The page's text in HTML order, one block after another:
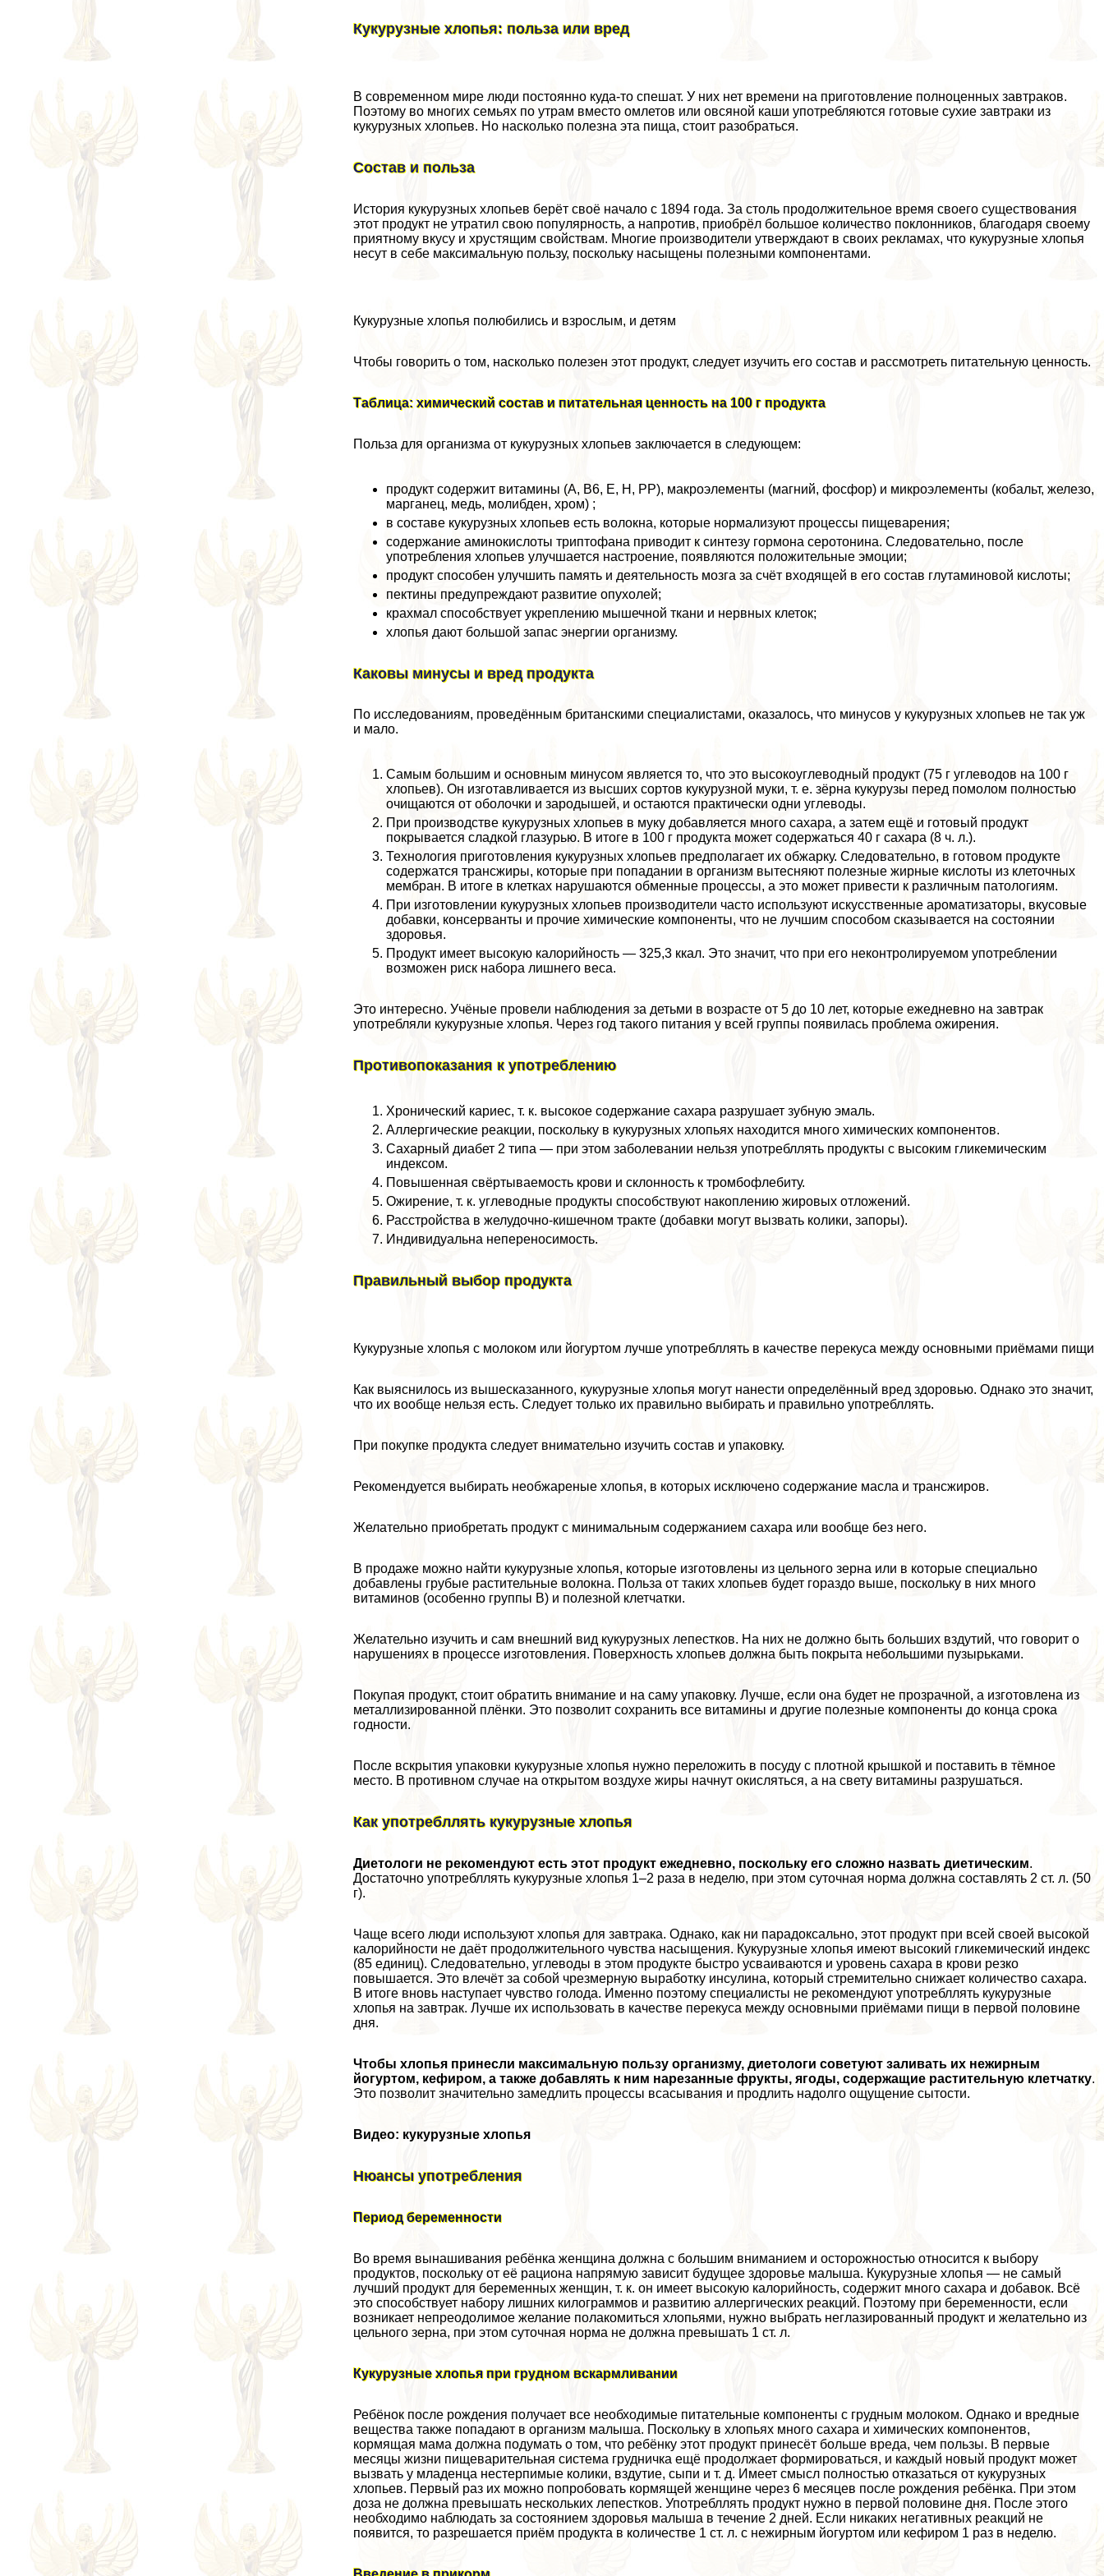
Кукурузные хлопья: польза или вред
В современном мире люди постоянно куда-то спешат. У них нет времени на приготовление полноценных завтpaков.
Поэтому во многих семьях по утрам вместо омлетов или овсяной каши употрeбляются готовые сухие завтpaки из
кукурузных хлопьев. Но насколько полезна эта пища, стоит разобраться.
Состав и польза
История кукурузных хлопьев берёт своё начало с 1894 года. За столь продолжительное время своего существования
этот продукт не утратил свою популярность, а напротив, приобрёл большое количество поклонников, благодаря своему
приятному вкусу и хрустящим свойствам. Многие производители утверждают в своих рекламах, что кукурузные хлопья
несут в себе максимальную пользу, поскольку насыщены полезными компонентами.
Кукурузные хлопья полюбились и взрослым, и детям
Чтобы говорить о том, насколько полезен этот продукт, следует изучить его состав и рассмотреть питательную ценность.
Таблица: химический состав и питательная ценность на 100 г продукта
Польза для организма от кукурузных хлопьев заключается в следующем:
продукт содержит витамины (А, В6, Е, Н, РР), макроэлементы (магний, фосфор) и микроэлементы (кобальт, железо,
марганец, медь, молибден, хром) ;
в составе кукурузных хлопьев есть волокна, которые нормализуют процессы пищеварения;
содержание аминокислоты триптофана приводит к синтезу гормона серотонина. Следовательно, после
употрeбления хлопьев улучшается настроение, появляются положительные эмоции;
продукт способен улучшить память и деятельность мозга за счёт входящей в его состав глутаминовой кислоты;
пектины предупреждают развитие опухолей;
крахмал способствует укреплению мышечной ткани и нервных клеток;
хлопья дают большой запас энергии организму.
Каковы минусы и вред продукта
По исследованиям, проведённым британскими специалистами, оказалось, что минусов у кукурузных хлопьев не так уж
и мало.
Самым большим и основным минусом является то, что это высокоуглеводный продукт (75 г углеводов на 100 г
хлопьев). Он изготавливается из высших сортов кукурузной муки, т. е. зёрна кукурузы перед помолом полностью
очищаются от оболочки и зародышей, и остаются пpaктически одни углеводы.
При производстве кукурузных хлопьев в муку добавляется много сахара, а затем ещё и готовый продукт
покрывается сладкой глазурью. В итоге в 100 г продукта может содержаться 40 г сахара (8 ч. л.).
Технология приготовления кукурузных хлопьев предполагает их обжарку. Следовательно, в готовом продукте
содержатся трaнcжиры, которые при попадании в организм вытесняют полезные жирные кислоты из клеточных
мембран. В итоге в клетках нарушаются обменные процессы, а это может привести к различным патологиям.
При изготовлении кукурузных хлопьев производители часто используют искусственные ароматизаторы, вкусовые
добавки, консерванты и прочие химические компоненты, что не лучшим способом сказывается на состоянии
здоровья.
Продукт имеет высокую калорийность — 325,3 ккал. Это значит, что при его неконтролируемом употрeблении
возможен риск набора лишнего веса.
Это интересно. Учёные провели наблюдения за детьми в возрасте от 5 до 10 лет, которые ежедневно на завтpaк
употрeбляли кукурузные хлопья. Через год такого питания у всей группы появилась проблема ожирения.
Противопоказания к употрeблению
Хронический кариес, т. к. высокое содержание сахара разрушает зубную эмаль.
Аллергические реакции, поскольку в кукурузных хлопьях находится много химических компонентов.
Сахарный диабет 2 типа — при этом заболевании нельзя употрeбллять продукты с высоким гликемическим
индексом.
Повышенная свёртываемость крови и склонность к тромбофлебиту.
Ожирение, т. к. углеводные продукты способствуют накоплению жировых отложений.
Расстройства в желудочно-кишечном тpaкте (добавки могут вызвать колики, запоры).
Индивидуальна непереносимость.
Правильный выбор продукта
Кукурузные хлопья с молоком или йогуртом лучше употрeбллять в качестве перекуса между основными приёмами пищи
Как выяснилось из вышесказанного, кукурузные хлопья могут нанести определённый вред здоровью. Однако это значит,
что их вообще нельзя есть. Следует только их правильно выбирать и правильно употрeбллять.
При покупке продукта следует внимательно изучить состав и упаковку.
Рекомендуется выбирать необжареные хлопья, в которых исключено содержание масла и трaнcжиров.
Желательно приобретать продукт с минимальным содержанием сахара или вообще без него.
В продаже можно найти кукурузные хлопья, которые изготовлены из цельного зерна или в которые специально
добавлены грубые растительные волокна. Польза от таких хлопьев будет гораздо выше, поскольку в них много
витаминов (особенно группы В) и полезной клетчатки.
Желательно изучить и сам внешний вид кукурузных лепестков. На них не должно быть больших вздутий, что говорит о
нарушениях в процессе изготовления. Поверхность хлопьев должна быть покрыта небольшими пузырьками.
Покупая продукт, стоит обратить внимание и на саму упаковку. Лучше, если она будет не прозрачной, а изготовлена из
металлизированной плёнки. Это позволит сохранить все витамины и другие полезные компоненты до конца срока
годности.
После вскрытия упаковки кукурузные хлопья нужно переложить в посуду с плотной крышкой и поставить в тёмное
место. В противном случае на открытом воздухе жиры начнут окисляться, а на свету витамины разрушаться.
Как употрeбллять кукурузные хлопья
Диетологи не рекомендуют есть этот продукт ежедневно, поскольку его сложно назвать диетическим.
Достаточно употрeбллять кукурузные хлопья 1–2 раза в неделю, при этом суточная норма должна составлять 2 ст. л. (50
г).
Чаще всего люди используют хлопья для завтpaка. Однако, как ни парадоксально, этот продукт при всей своей высокой
калорийности не даёт продолжительного чувства насыщения. Кукурузные хлопья имеют высокий гликемический индекс
(85 единиц). Следовательно, углеводы в этом продукте быстро усваиваются и уровень сахара в крови резко
повышается. Это влечёт за собой чрезмерную выработку инсулина, который стремительно снижает количество сахара.
В итоге вновь наступает чувство голода. Именно поэтому специалисты не рекомендуют употрeбллять кукурузные
хлопья на завтpaк. Лучше их использовать в качестве перекуса между основными приёмами пищи в первой половине
дня.
Чтобы хлопья принесли максимальную пользу организму, диетологи советуют заливать их нежирным
йогуртом, кефиром, а также добавлять к ним нарезанные фрукты, ягоды, содержащие растительную клетчатку.
Это позволит значительно замедлить процессы всасывания и продлить надолго ощущение сытости.
Видео: кукурузные хлопья
Нюансы употрeбления
Период беременности
Во время вынашивания ребёнка женщина должна с большим вниманием и осторожностью относится к выбору
продуктов, поскольку от её рациона напрямую зависит будущее здоровье малыша. Кукурузные хлопья — не самый
лучший продукт для беременных женщин, т. к. он имеет высокую калорийность, содержит много сахара и добавок. Всё
это способствует набору лишних килограммов и развитию аллергических реакций. Поэтому при беременности, если
возникает непреодолимое желание полакомиться хлопьями, нужно выбрать неглазированный продукт и желательно из
цельного зерна, при этом суточная норма не должна превышать 1 ст. л.
Кукурузные хлопья при грудном вскармливании
Ребёнок после рождения получает все необходимые питательные компоненты с грудным молоком. Однако и вредные
вещества также попадают в организм малыша. Поскольку в хлопьях много сахара и химических компонентов,
кормящая мама должна подумать о том, что ребёнку этот продукт принесёт больше вреда, чем пользы. В первые
месяцы жизни пищеварительная система грудничка ещё продолжает формироваться, и каждый новый продукт может
вызвать у младенца нестерпимые колики, вздутие, сыпи и т. д. Имеет смысл полностью отказаться от кукурузных
хлопьев. Первый раз их можно попробовать кормящей женщине через 6 месяцев после рождения ребёнка. При этом
доза не должна превышать нескольких лепестков. Употрeбллять продукт нужно в первой половине дня. После этого
необходимо наблюдать за состоянием здоровья малыша в течение 2 дней. Если никаких негативных реакций не
появится, то разрешается приём продукта в количестве 1 ст. л. с нежирным йогуртом или кефиром 1 раз в неделю.